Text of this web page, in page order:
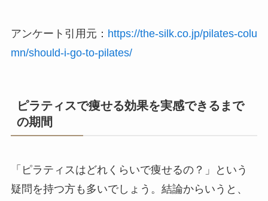
アンケート引用元： https://the-silk.co.jp/pilates-colu
mn/should-i-go-to-pilates/
ピラティスで痩せる効果を実感できるまで
の期間
「ピラティスはどれくらいで痩せるの？」という
疑問を持つ方も多いでしょう。結論からいうと、